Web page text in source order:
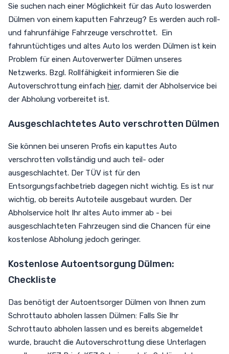
Sie suchen nach einer Möglichkeit für das Auto loswerden
Dülmen von einem kaputten Fahrzeug? Es werden auch roll-
und fahrunfähige Fahrzeuge verschrottet. Ein
fahruntüchtiges und altes Auto los werden Dülmen ist kein
Problem für einen Autoverwerter Dülmen unseres
Netzwerks. Bzgl. Rollfähigkeit informieren Sie die
Autoverschrottung einfach hier, damit der Abholservice bei
der Abholung vorbereitet ist.
Ausgeschlachtetes Auto verschrotten Dülmen
Sie können bei unseren Profis ein kaputtes Auto
verschrotten vollständig und auch teil- oder
ausgeschlachtet. Der TÜV ist für den
Entsorgungsfachbetrieb dagegen nicht wichtig. Es ist nur
wichtig, ob bereits Autoteile ausgebaut wurden. Der
Abholservice holt Ihr altes Auto immer ab - bei
ausgeschlachteten Fahrzeugen sind die Chancen für eine
kostenlose Abholung jedoch geringer.
Kostenlose Autoentsorgung Dülmen:
Checkliste
Das benötigt der Autoentsorger Dülmen von Ihnen zum
Schrottauto abholen lassen Dülmen: Falls Sie Ihr
Schrottauto abholen lassen und es bereits abgemeldet
wurde, braucht die Autoverschrottung diese Unterlagen